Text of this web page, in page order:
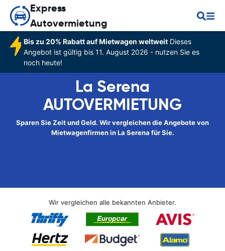
Express
Autovermietung
Bis zu 20% Rabatt auf Mietwagen weltweitDieses
Angebot ist gültig bis 11. August 2026 - nutzen Sie es
noch heute!
La Serena
AUTOVERMIETUNG
Sparen Sie Zeit und Geld. Wir vergleichen die Angebote von
Mietwagenfirmen in La Serena für Sie.
Wir vergleichen alle bekannten Anbieter.